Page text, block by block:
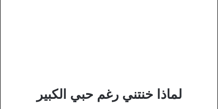
لماذا خنتني رغم حبي الكبير